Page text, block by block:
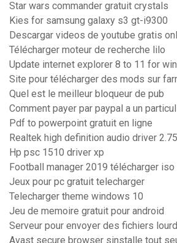
Star wars commander gratuit crystals
Kies for samsung galaxy s3 gt-i9300
Descargar videos de youtube gratis
Télécharger moteur de recherche lilo
Update internet explorer 8 to 11 for
Site pour télécharger des mods sur
Quel est le meilleur bloqueur de pub
Comment payer par paypal a un
Pdf to powerpoint gratuit en ligne
Realtek high definition audio driver
Hp psc 1510 driver xp
Football manager 2019 télécharger iso
Jeux pour pc gratuit telecharger
Telecharger theme windows 10
Jeu de memoire gratuit pour android
Serveur pour envoyer des fichiers
Avast secure browser sinstalle tout